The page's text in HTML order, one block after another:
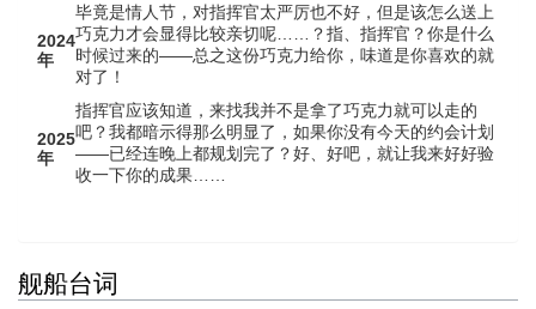
2024
年
毕竟是情人节，对指挥官太严厉也不好，但是该怎么送上
巧克力才会显得比较亲切呢……？指、指挥官？你是什么
时候过来的——总之这份巧克力给你，味道是你喜欢的就
对了！
2025
年
指挥官应该知道，来找我并不是拿了巧克力就可以走的
吧？我都暗示得那么明显了，如果你没有今天的约会计划
——已经连晚上都规划完了？好、好吧，就让我来好好验
收一下你的成果……
舰船台词